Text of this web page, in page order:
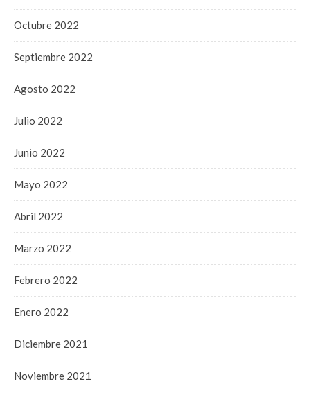
Octubre 2022
Septiembre 2022
Agosto 2022
Julio 2022
Junio 2022
Mayo 2022
Abril 2022
Marzo 2022
Febrero 2022
Enero 2022
Diciembre 2021
Noviembre 2021